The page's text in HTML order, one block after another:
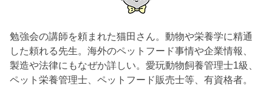
勉強会の講師を頼まれた猫田さん。動物や栄養学に精通
した頼れる先生。海外のペットフード事情や企業情報、
製造や法律にもなぜか詳しい。愛玩動物飼養管理士1級、
ペット栄養管理士、ペットフード販売士等、有資格者。